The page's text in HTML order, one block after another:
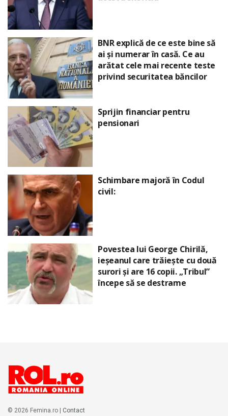
BNR explică de ce este bine să
ai și numerar în casă. Ce au
arătat cele mai recente teste
privind securitatea băncilor
Sprijin financiar pentru
pensionari
Schimbare majoră în Codul
civil:
Povestea lui George Chirilă,
ieșeanul care trăiește cu două
surori și are 16 copii. „Tribul”
începe să se destrame
© 2026 Femina.ro | Contact